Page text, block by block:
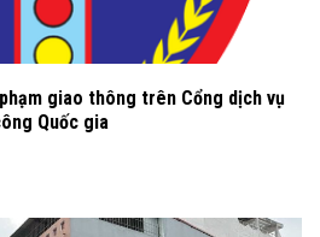
giao thông trên Cổng dịch vụ
Quốc gia